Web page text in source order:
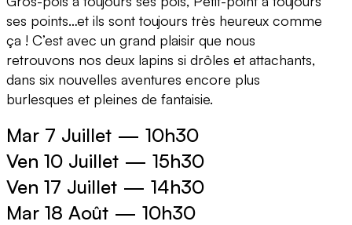
ses points…et ils sont toujours très heureux comme
ça ! C’est avec un grand plaisir que nous
retrouvons nos deux lapins si drôles et attachants,
dans six nouvelles aventures encore plus
burlesques et pleines de fantaisie.
Mar 7 Juillet — 10h30
Ven 10 Juillet — 15h30
Ven 17 Juillet — 14h30
Mar 18 Août — 10h30